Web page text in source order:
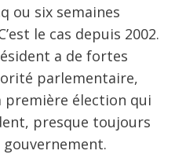
ou six semaines
le cas depuis 2002.
a de fortes
parlementaire,
première élection qui
presque toujours
gouvernement.